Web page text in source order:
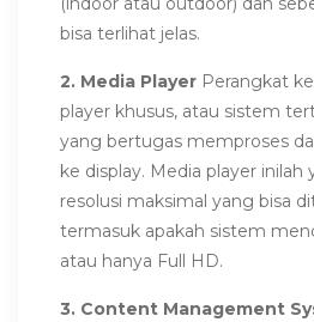
bisa terlihat jelas.
2. Media Player Perangkat
player khusus, atau sistem
yang bertugas memproses
ke display. Media player
resolusi maksimal yang bisa
termasuk apakah sistem
atau hanya Full HD.
3. Content Management